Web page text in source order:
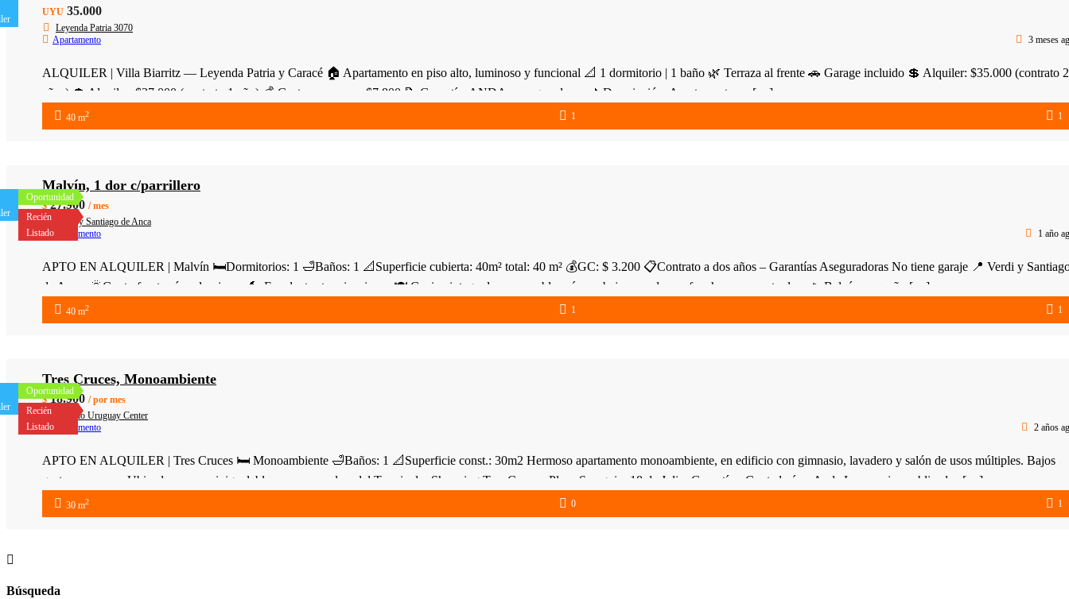
UYU 35.000
Leyenda Patria 3070
Apartamento
3 meses
ALQUILER | Villa Biarritz — Leyenda Patria y Caracé 🏠 Apartamento en piso alto, luminoso y funcional 📐 1 dormitorio | 1 baño 🌿 Terraza al frente 🚗 Garage incluido 💲 Alquiler: $35.000 (contrato 2
años) 💲 Alquiler: $37.000 (contrato 1 año) 💰 Gastos comunes: $7.800 📝 Garantía: ANDA o aseguradoras 📌 Descripción: Apartamento en […]
40 m2 1 1
Oportunidad
Recién
Listado
Malvín, 1 dor c/parrillero
$27.900 / mes
Verdi y Santiago de Anca
Apartamento
1 año
APTO EN ALQUILER | Malvín 🛏Dormitorios: 1 🛁Baños: 1 📐Superficie cubierta: 40m² total: 40 m² 💰GC: $ 3.200 📋Contrato a dos años – Garantías Aseguradoras No tiene garaje 📍 Verdi y
de Anca. 🌞Contrafrente súper luminoso 🔨 Excelentes terminaciones 🍽️ Cocina integrada con muebles aéreos, bajo mesada, anafe y horno empotrados. 🔥 Balcón pequeño […]
40 m2 1 1
Oportunidad
Recién
Listado
Tres Cruces, Monoambiente
$18.900 / por mes
Edificio Uruguay Center
Apartamento
2 años
APTO EN ALQUILER | Tres Cruces 🛏 Monoambiente 🛁Baños: 1 📐Superficie const.: 30m2 Hermoso apartamento monoambiente, en edificio con gimnasio, lavadero y salón de usos múltiples. Bajos
gastos comunes. Ubicado en zona inigualable a pocas cuadras del Terminal y Shopping Tres Cruces, Plaza Seregni y 18 de Julio. Garantías: Contaduría o Anda Los precios publicados […]
30 m2 0 1
Búsqueda